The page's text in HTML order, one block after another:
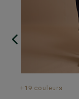
+19 couleurs